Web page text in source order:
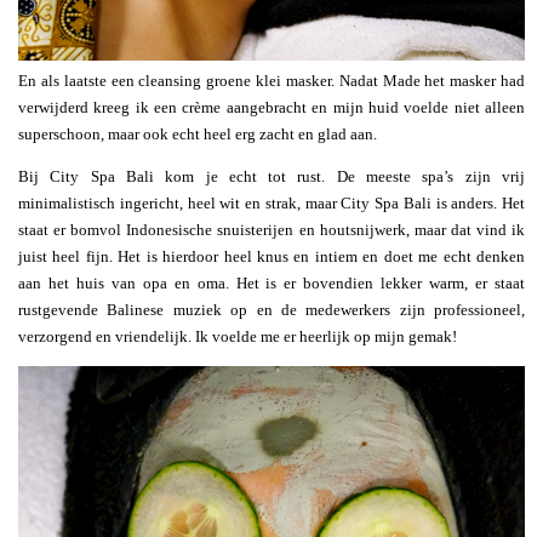
En als laatste een cleansing groene klei masker. Nadat Made het masker had
verwijderd kreeg ik een crème aangebracht en mijn huid voelde niet alleen
superschoon, maar ook echt heel erg zacht en glad aan.
Bij City Spa Bali kom je echt tot rust. De meeste spa’s zijn vrij
minimalistisch ingericht, heel wit en strak, maar City Spa Bali is anders. Het
staat er bomvol Indonesische snuisterijen en houtsnijwerk, maar dat vind ik
juist heel fijn. Het is hierdoor heel knus en intiem en doet me echt denken
aan het huis van opa en oma. Het is er bovendien lekker warm, er staat
rustgevende Balinese muziek op en de medewerkers zijn professioneel,
verzorgend en vriendelijk. Ik voelde me er heerlijk op mijn gemak!